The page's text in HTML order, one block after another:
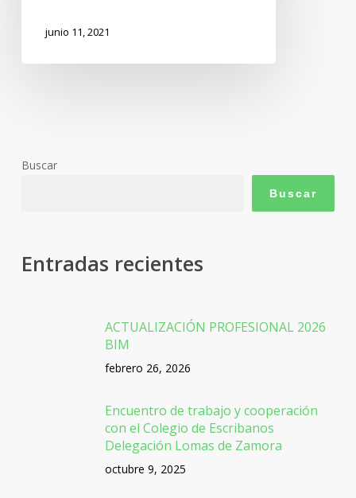
junio 11, 2021
Buscar
Buscar
Entradas recientes
ACTUALIZACIÓN PROFESIONAL 2026
BIM
febrero 26, 2026
Encuentro de trabajo y cooperación
con el Colegio de Escribanos
Delegación Lomas de Zamora
octubre 9, 2025